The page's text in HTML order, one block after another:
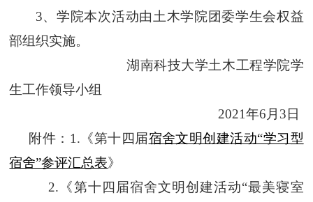
3、学院本次活动由 土木学院团委学生会权益
部组织实施。
湖南科技大学土木工程学院学
生工作领导小组
2021年6 月3日
附件：1.《第十四届宿舍文明创建活动“学习型
宿舍”参评汇总表》
2.《第十四届宿舍文明创建活动“最美寝室